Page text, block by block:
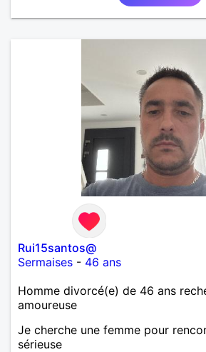
Rui15santos@
Sermaises - 46 ans
Homme divorcé(e) de 46 ans
amoureuse
Je cherche une femme pour
sérieuse